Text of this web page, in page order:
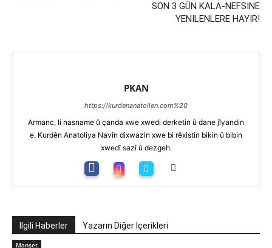
SON 3 GÜN KALA-NEFSINE
YENILENLERE HAYIR!
PKAN
https://kurdenanatolien.com%20
Armanc, li nasname û çanda xwe xwedi derketin û dane jîyandin
e. Kurdên Anatoliya Navîn dixwazin xwe bi rêxistin bikin û bibin
xwedî sazî û dezgeh.
İlgili Haberler Yazarın Diğer İçerikleri
Manşet